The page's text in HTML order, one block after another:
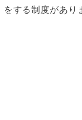
をする制度があり